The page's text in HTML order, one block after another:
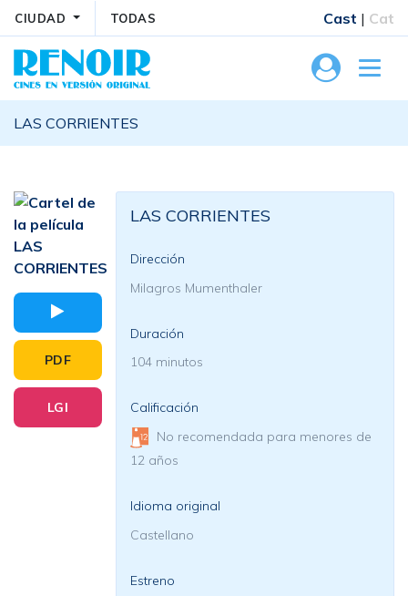
CIUDAD TODAS Cast | Cat
LAS CORRIENTES
PDF
LGI
LAS CORRIENTES
Dirección
Milagros Mumenthaler
Duración
104 minutos
Calificación
No recomendada para menores de
12 años
Idioma original
Castellano
Estreno